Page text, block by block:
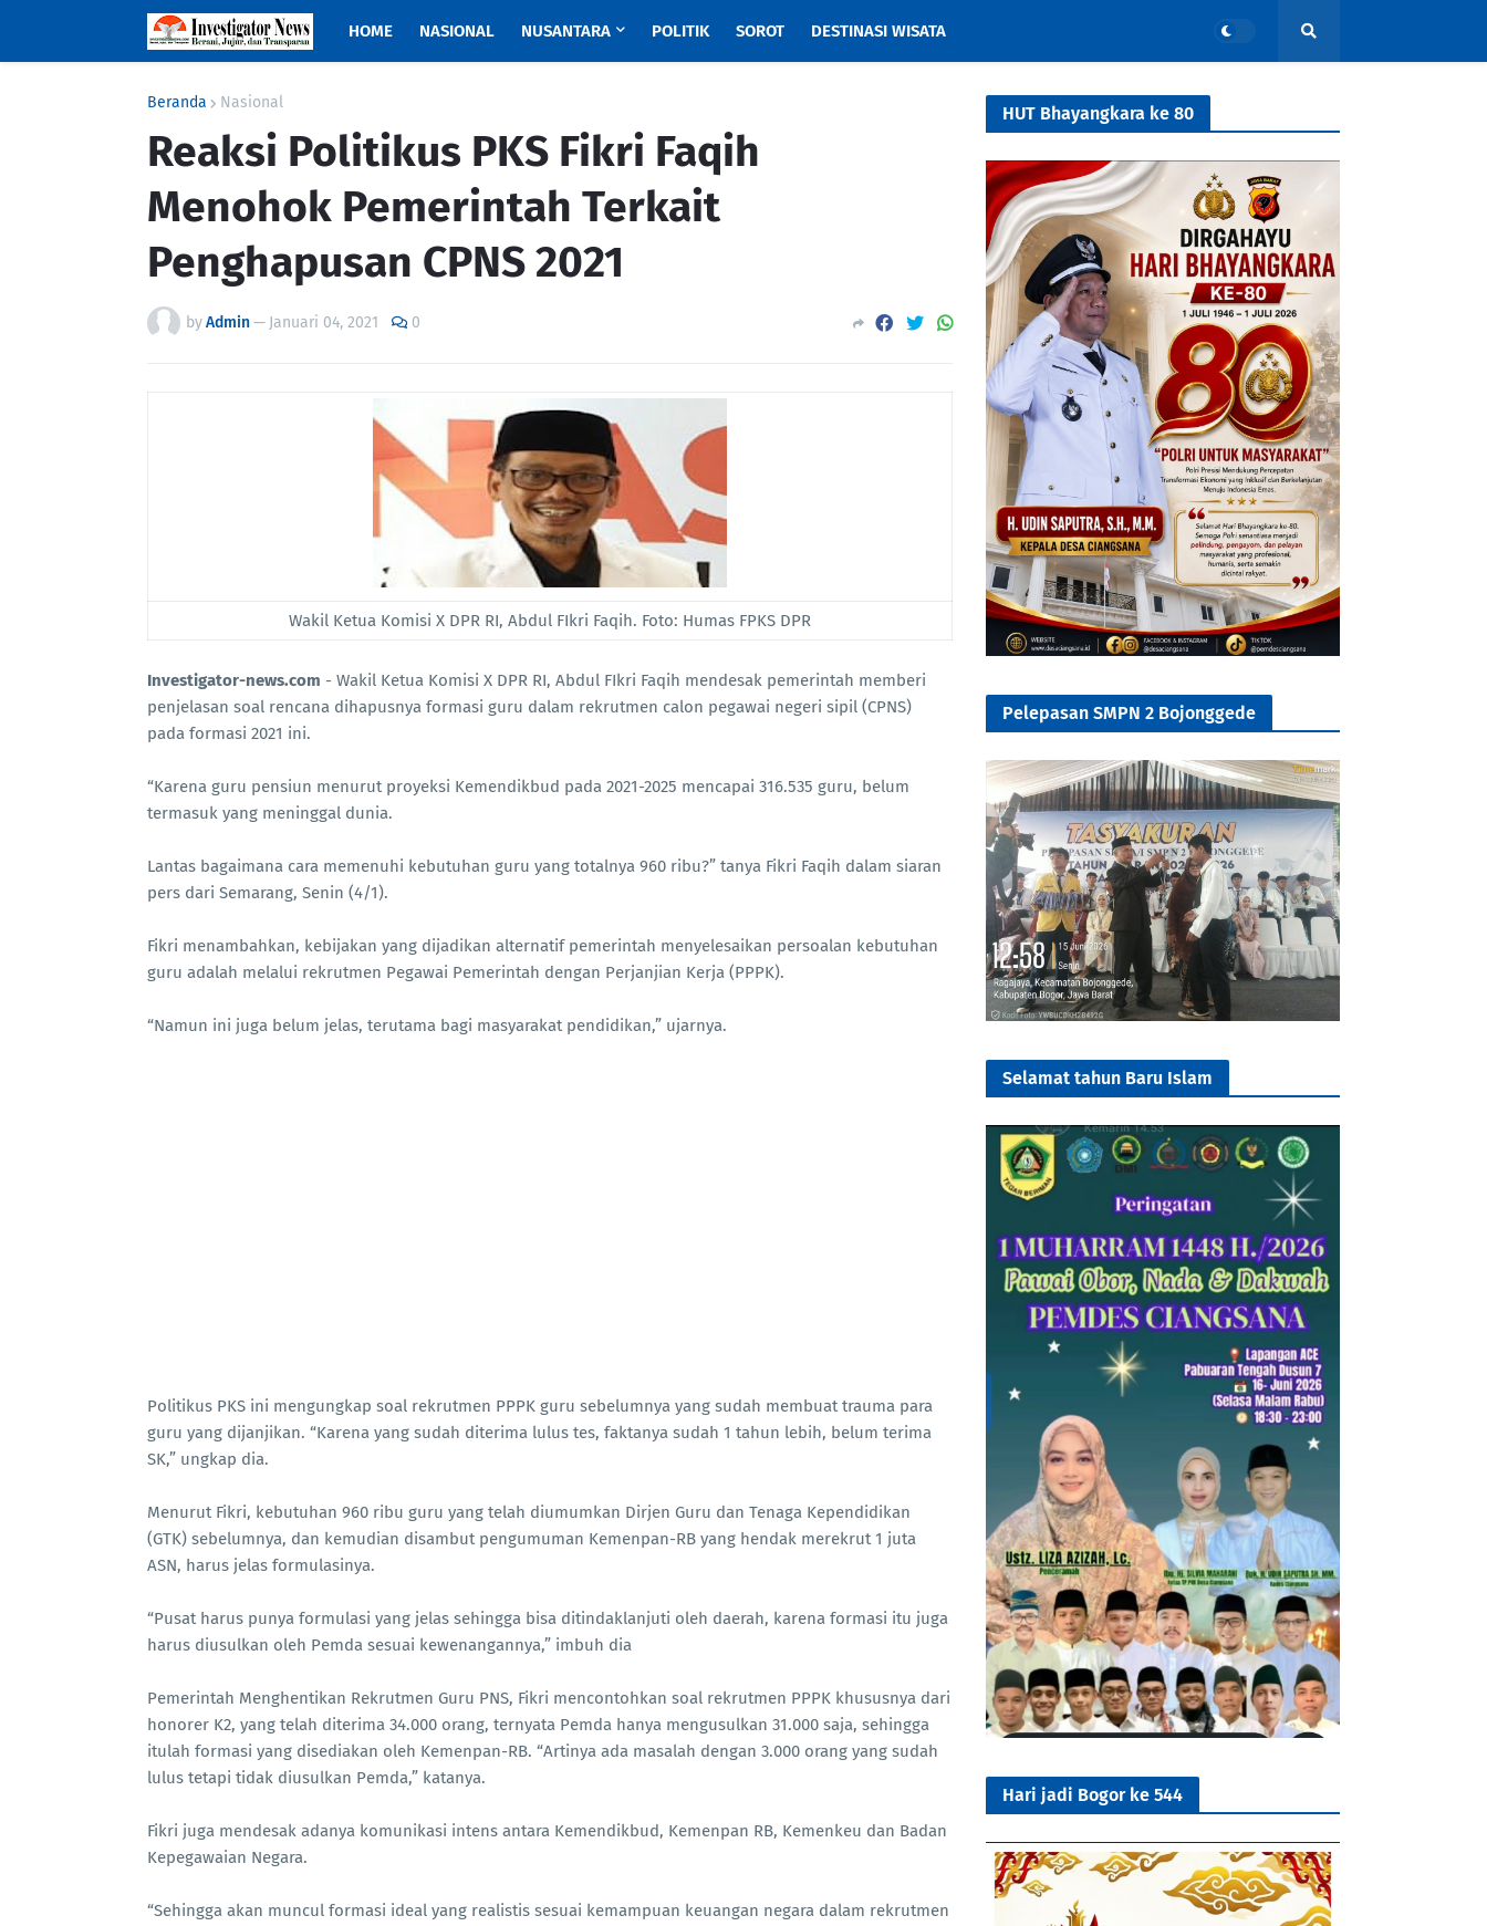
HOME NASIONAL NUSANTARA POLITIK SOROT DESTINASI WISATA
Beranda Nasional
Reaksi Politikus PKS Fikri Faqih
Menohok Pemerintah Terkait
Penghapusan CPNS 2021
byAdmin— Januari 04, 2021 0
Wakil Ketua Komisi X DPR RI, Abdul FIkri Faqih. Foto: Humas FPKS DPR
Investigator-news.com - Wakil Ketua Komisi X DPR RI, Abdul FIkri Faqih mendesak pemerintah memberi
penjelasan soal rencana dihapusnya formasi guru dalam rekrutmen calon pegawai negeri sipil (CPNS)
pada formasi 2021 ini.
“Karena guru pensiun menurut proyeksi Kemendikbud pada 2021-2025 mencapai 316.535 guru, belum
termasuk yang meninggal dunia.
Lantas bagaimana cara memenuhi kebutuhan guru yang totalnya 960 ribu?” tanya Fikri Faqih dalam siaran
pers dari Semarang, Senin (4/1).
Fikri menambahkan, kebijakan yang dijadikan alternatif pemerintah menyelesaikan persoalan kebutuhan
guru adalah melalui rekrutmen Pegawai Pemerintah dengan Perjanjian Kerja (PPPK).
“Namun ini juga belum jelas, terutama bagi masyarakat pendidikan,” ujarnya.
Politikus PKS ini mengungkap soal rekrutmen PPPK guru sebelumnya yang sudah membuat trauma para
guru yang dijanjikan. “Karena yang sudah diterima lulus tes, faktanya sudah 1 tahun lebih, belum terima
SK,” ungkap dia.
Menurut Fikri, kebutuhan 960 ribu guru yang telah diumumkan Dirjen Guru dan Tenaga Kependidikan
(GTK) sebelumnya, dan kemudian disambut pengumuman Kemenpan-RB yang hendak merekrut 1 juta
ASN, harus jelas formulasinya.
“Pusat harus punya formulasi yang jelas sehingga bisa ditindaklanjuti oleh daerah, karena formasi itu juga
harus diusulkan oleh Pemda sesuai kewenangannya,” imbuh dia
Pemerintah Menghentikan Rekrutmen Guru PNS, Fikri mencontohkan soal rekrutmen PPPK khususnya dari
honorer K2, yang telah diterima 34.000 orang, ternyata Pemda hanya mengusulkan 31.000 saja, sehingga
itulah formasi yang disediakan oleh Kemenpan-RB. “Artinya ada masalah dengan 3.000 orang yang sudah
lulus tetapi tidak diusulkan Pemda,” katanya.
Fikri juga mendesak adanya komunikasi intens antara Kemendikbud, Kemenpan RB, Kemenkeu dan Badan
Kepegawaian Negara.
“Sehingga akan muncul formasi ideal yang realistis sesuai kemampuan keuangan negara dalam rekrutmen
HUT Bhayangkara ke 80
Pelepasan SMPN 2 Bojonggede
Selamat tahun Baru Islam
Hari jadi Bogor ke 544